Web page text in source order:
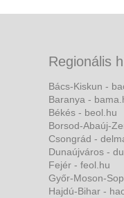
Regionális
Bács-Kiskun -
Baranya -
Békés - beol.hu
Borsod-Abaúj-
Csongrád -
Dunaújváros -
Fejér - feol.hu
Győr-Moson-
Hajdú-Bihar -